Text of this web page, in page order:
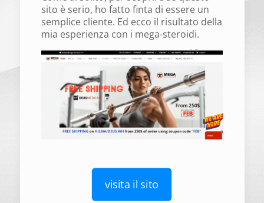
sito è serio, ho fatto finta di essere un
semplice cliente. Ed ecco il risultato della
mia esperienza con i mega-steroidi.
visita il sito